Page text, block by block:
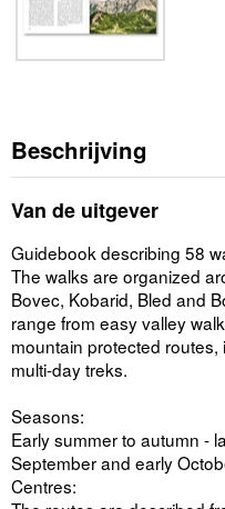
Beschrijving
Van de uitgever
Guidebook describing 58
The walks are organized
Bovec, Kobarid, Bled and
range from easy valley
mountain protected
multi-day treks.
Seasons:
Early summer to autumn -
September and early
Centres: